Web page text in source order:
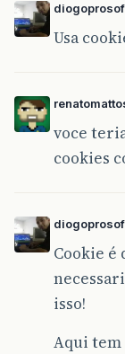
Usa
voce
cookies
Cookie é
isso!
Aqui tem